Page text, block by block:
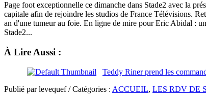
Page foot exceptionnelle ce dimanche dans Stade2 avec la
capitale afin de rejoindre les studios de France Télévisions.
an d'une tumeur au foie. En ligne de mire pour Eric Abidal :
Stade2...
À Lire Aussi :
Teddy Riner prend les
Publié par levequef / Catégories : ACCUEIL, LES RDV DE